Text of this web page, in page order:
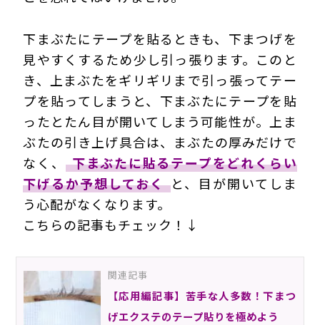
下まぶたにテープを貼るときも、下まつげを
見やすくするため少し引っ張ります。このと
き、上まぶたをギリギリまで引っ張ってテー
プを貼ってしまうと、下まぶたにテープを貼
ったとたん目が開いてしまう可能性が。上ま
ぶたの引き上げ具合は、まぶたの厚みだけで
なく、
下まぶたに貼るテープをどれくらい
下げるか予想しておく と、目が開いてしま
う心配がなくなります。
こちらの記事もチェック！↓
関連記事
【応用編記事】苦手な人多数！下まつ
げエクステのテープ貼りを極めよう